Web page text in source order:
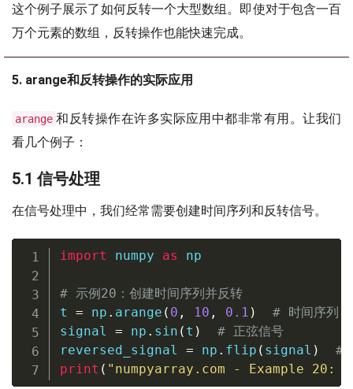
这个例子展示了如何反转一个大型数组。即使对于包含一百
万个元素的数组，反转操作也能快速完成。
5. arange和反转操作的实际应用
arange 和反转操作在许多实际应用中都非常有用。让我们
看几个例子：
5.1 信号处理
在信号处理中，我们经常需要创建时间序列和反转信号。
import numpy as np
# 示例20：创建时间序列并反转
t = np . arange ( 0 , 10 , 0.1 )
# 时间序列
signal = np . sin ( t )
# 正弦信号
reversed_signal = np . flip ( signal )
#
print ( "numpyarray.com - Example